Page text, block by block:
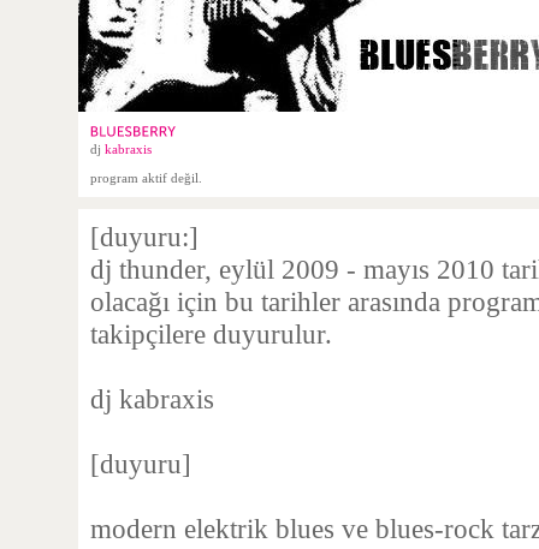
dj kabraxis
program aktif değil.
[duyuru:]
dj thunder, eylül 2009 - mayıs 2010
olacağı için bu tarihler arasında
takipçilere duyurulur.
dj kabraxis
[duyuru]
modern elektrik blues ve blues-rock